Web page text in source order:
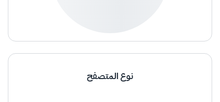
نوع المتصفح